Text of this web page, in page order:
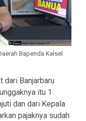
Bapenda Kalsel
dari Banjarbaru
itu 1
dan dari Kepala
pajaknya sudah